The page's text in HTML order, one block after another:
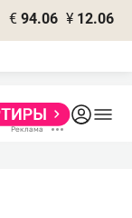
€ 94.06 ¥ 12.06